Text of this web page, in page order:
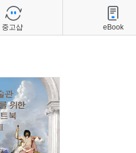
중고샵 eBook